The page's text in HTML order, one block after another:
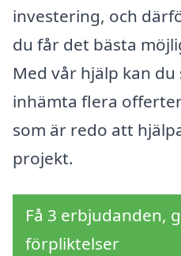
investering, och
du får det bästa
Med vår hjälp kan
inhämta flera
som är redo att
projekt.
Få 3 erbjudanden,
förpliktelser